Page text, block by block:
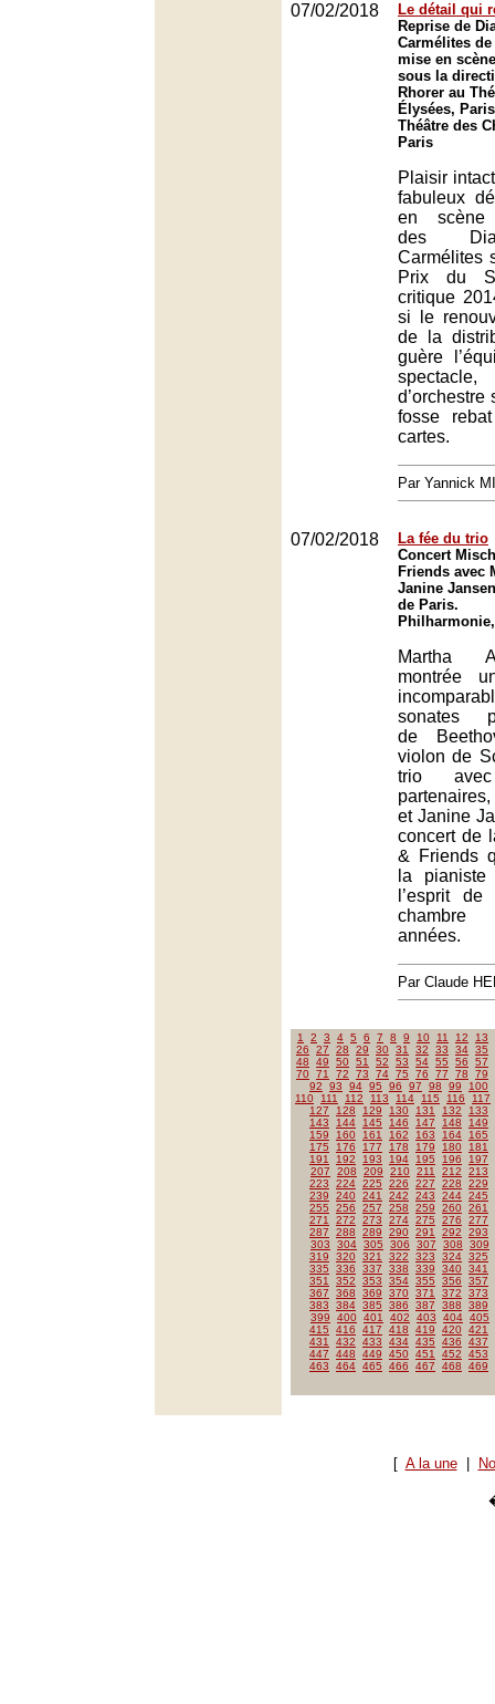
07/02/2018
Le détail qui
Reprise de
Carmélites
mise en
sous la
Rhorer au
Élysées,
Théâtre des
Paris
Plaisir
fabuleux
en scène
des
Carmélites
Prix du
critique
si le
de la
guère
spectacle,
d’orchestre
fosse
cartes.
Par Yannick
07/02/2018
La fée du trio
Concert
Friends avec
Janine
de Paris.
Martha
montrée
sonates
de
violon de
trio
et Janine
concert de
& Friends
la pianiste
l’esprit
années.
Par Claude
1 2 3 4 5 6 7 8 9 10 11 12
13
26
27 28 29 30 31 32 33 34 35
48
49 50 51 52 53 54 55 56
57
70 71 72 73 74 75 76 77 78
79
92
93 94 95 96 97 98 99
100
110
111 112 113 114 115 116
117
127
128 129 130 131 132
133
143
144 145 146 147 148
149
159
160 161 162 163 164
165
175
176 177 178 179 180
181
191
192 193 194 195 196
197
207
208 209 210 211 212
213
223
224 225 226 227 228
229
239
240 241 242 243 244 245
255
256 257 258 259 260 261
271
272 273 274 275 276
277
287
288 289 290 291 292
293
303
304 305 306 307 308
309
319
320 321 322 323 324 325
335
336 337 338 339 340 341
351
352 353 354 355 356
357
367
368 369 370 371 372
373
383
384 385 386 387 388
389
399
400 401 402 403 404 405
415
416 417 418 419 420 421
431
432 433 434 435 436
437
447
448 449 450 451 452
453
463
464 465 466 467 468 469
[ A la une|